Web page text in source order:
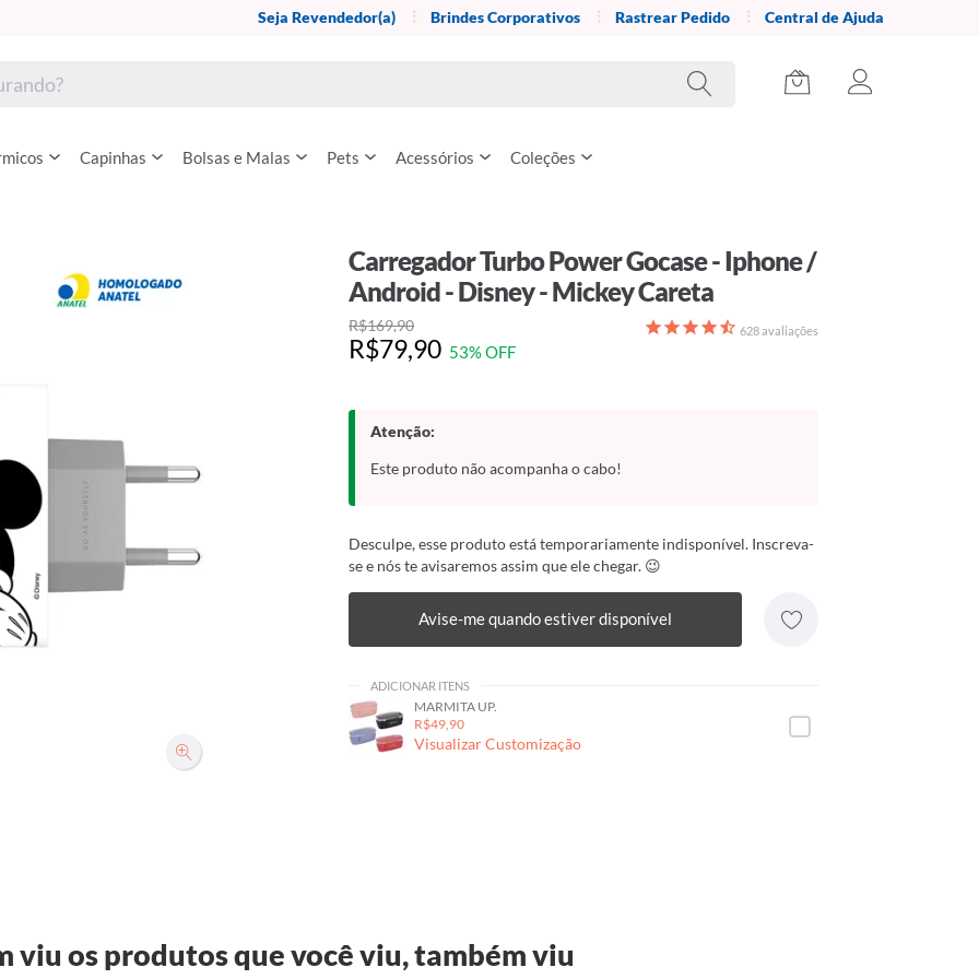
Seja Revendedor(a) Brindes Corporativos Rastrear Pedido Central de Ajuda
Capinhas Bolsas e Malas Pets Acessórios Coleções
Carregador Turbo Power Gocase - Iphone /
Android - Disney - Mickey Careta
R$169,90
R$79,90 53% OFF
628avaliações
Atenção:
Este produto não acompanha o cabo!
Desculpe, esse produto está temporariamente indisponível. Inscreva-
se e nós te avisaremos assim que ele chegar. 😉
Avise-me quando estiver disponível
ADICIONAR ITENS
MARMITA UP.
R$49,90
Visualizar Customização
viu os produtos que você viu, também viu